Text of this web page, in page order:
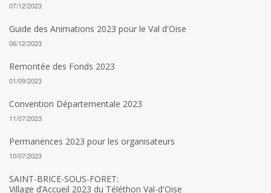
07/12/2023
Guide des Animations 2023 pour le Val d'Oise
06/12/2023
Remontée des Fonds 2023
01/09/2023
Convention Départementale 2023
11/07/2023
Permanences 2023 pour les organisateurs
10/07/2023
SAINT-BRICE-SOUS-FORET:
Village d’Accueil 2023 du Téléthon Val-d'Oise